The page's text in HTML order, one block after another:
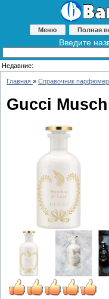
Меню Полная
Введите
Недавние:
Главная » Справочник
Gucci